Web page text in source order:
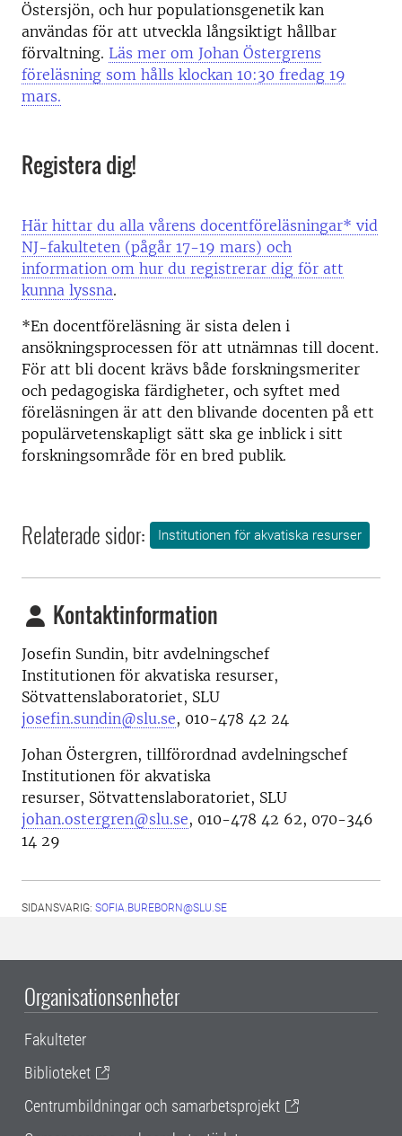
Östersjön, och hur populationsgenetik kan
användas för att utveckla långsiktigt hållbar
förvaltning. Läs mer om Johan Östergrens
föreläsning som hålls klockan 10:30 fredag 19
mars.
Registera dig!
Här hittar du alla vårens docentföreläsningar* vid
NJ-fakulteten (pågår 17-19 mars) och
information om hur du registrerar dig för att
kunna lyssna.
*En docentföreläsning är sista delen i
ansökningsprocessen för att utnämnas till docent.
För att bli docent krävs både forskningsmeriter
och pedagogiska färdigheter, och syftet med
föreläsningen är att den blivande docenten på ett
populärvetenskapligt sätt ska ge inblick i sitt
forskningsområde för en bred publik.
Relaterade sidor: Institutionen för akvatiska resurser
Kontaktinformation
Josefin Sundin, bitr avdelningschef
Institutionen för akvatiska resurser,
Sötvattenslaboratoriet, SLU
josefin.sundin@slu.se, 010-478 42 24
Johan Östergren, tillförordnad avdelningschef
Institutionen för akvatiska
resurser, Sötvattenslaboratoriet, SLU
johan.ostergren@slu.se, 010-478 42 62, 070-346
14 29
SIDANSVARIG: SOFIA.BUREBORN@SLU.SE
Organisationsenheter
Fakulteter
Biblioteket
Centrumbildningar och samarbetsprojekt